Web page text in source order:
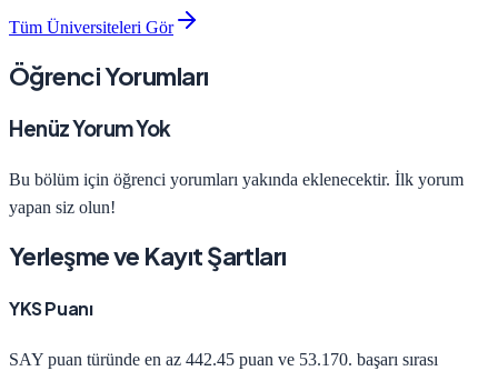
Tüm Üniversiteleri Gör
Öğrenci Yorumları
Henüz Yorum Yok
Bu bölüm için öğrenci yorumları yakında eklenecektir. İlk yorum
yapan siz olun!
Yerleşme ve Kayıt Şartları
YKS Puanı
SAY puan türünde en az 442.45 puan ve 53.170. başarı sırası